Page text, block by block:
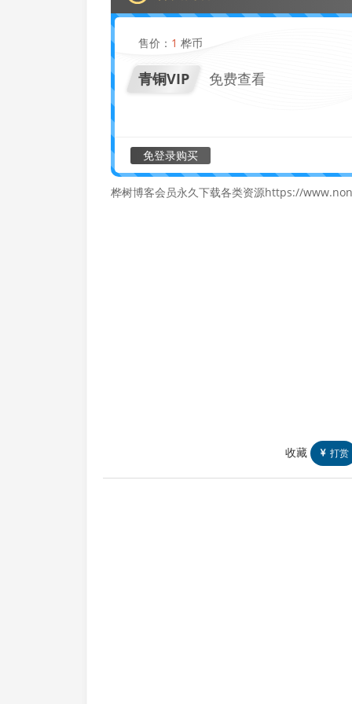
售价： 1 桦币
青铜VIP 免费查看
免登录购买
桦树博客会员永久下载各类资源https://
收藏 打赏